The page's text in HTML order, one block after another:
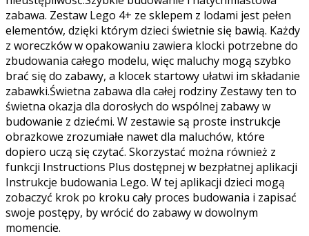
zabawa. Zestaw Lego 4+ ze sklepem z lodami jest pełen
elementów, dzięki którym dzieci świetnie się bawią. Każdy
z woreczków w opakowaniu zawiera klocki potrzebne do
zbudowania całego modelu, więc maluchy mogą szybko
brać się do zabawy, a klocek startowy ułatwi im składanie
zabawki.Świetna zabawa dla całej rodziny Zestawy ten to
świetna okazja dla dorosłych do wspólnej zabawy w
budowanie z dziećmi. W zestawie są proste instrukcje
obrazkowe zrozumiałe nawet dla maluchów, które
dopiero uczą się czytać. Skorzystać można również z
funkcji Instructions Plus dostępnej w bezpłatnej aplikacji
Instrukcje budowania Lego. W tej aplikacji dzieci mogą
zobaczyć krok po kroku cały proces budowania i zapisać
swoje postępy, by wrócić do zabawy w dowolnym
momencie.